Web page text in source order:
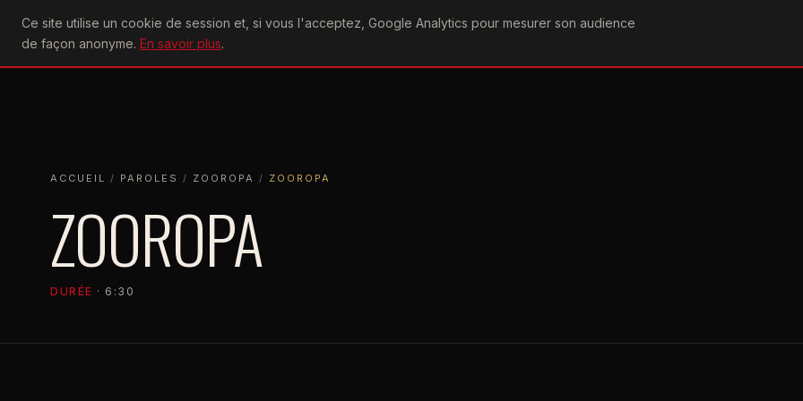
Ce site utilise un cookie de session et, si vous l'acceptez, Google Analytics pour mesurer son audience
de façon anonyme. En savoir plus.
U2achtung
ACCUEIL
ACTU CONCERTS DISCOGRAPHIEPAROLESVIDÉOGRAPHIEFORUMS
ACCUEIL / PAROLES / ZOOROPA / ZOOROPA
ZOOROPA
DURÉE · 6:30